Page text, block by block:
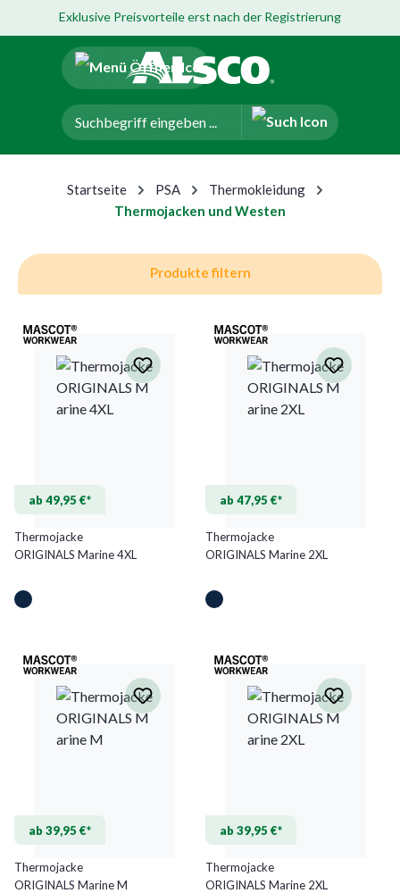
Hauptinhalt springen
Zur Navigation der B2B-Plattform springen
Exklusive Preisvorteile erst nach der Registrierung
Startseite PSA
Thermokleidung
Thermojacken und Westen
Produkte filtern
ab 49,95 €*
Thermojacke
ORIGINALS Marine 4XL
ab 47,95 €*
Thermojacke
ORIGINALS Marine 2XL
ab 39,95 €*
Thermojacke
ORIGINALS Marine M
ab 39,95 €*
Thermojacke
ORIGINALS Marine 2XL